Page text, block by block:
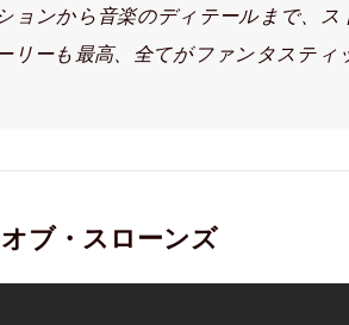
ョンから音楽のディテールまで、
リーも最高、全てがファンタスティ
ブ・スローンズ